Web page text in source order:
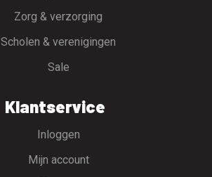
Zorg & verzorging
Scholen & verenigingen
Sale
Klantservice
Inloggen
Mijn account